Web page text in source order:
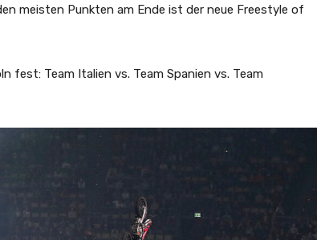
meisten Punkten am Ende ist der neue Freestyle of
Team Italien vs. Team Spanien vs. Team